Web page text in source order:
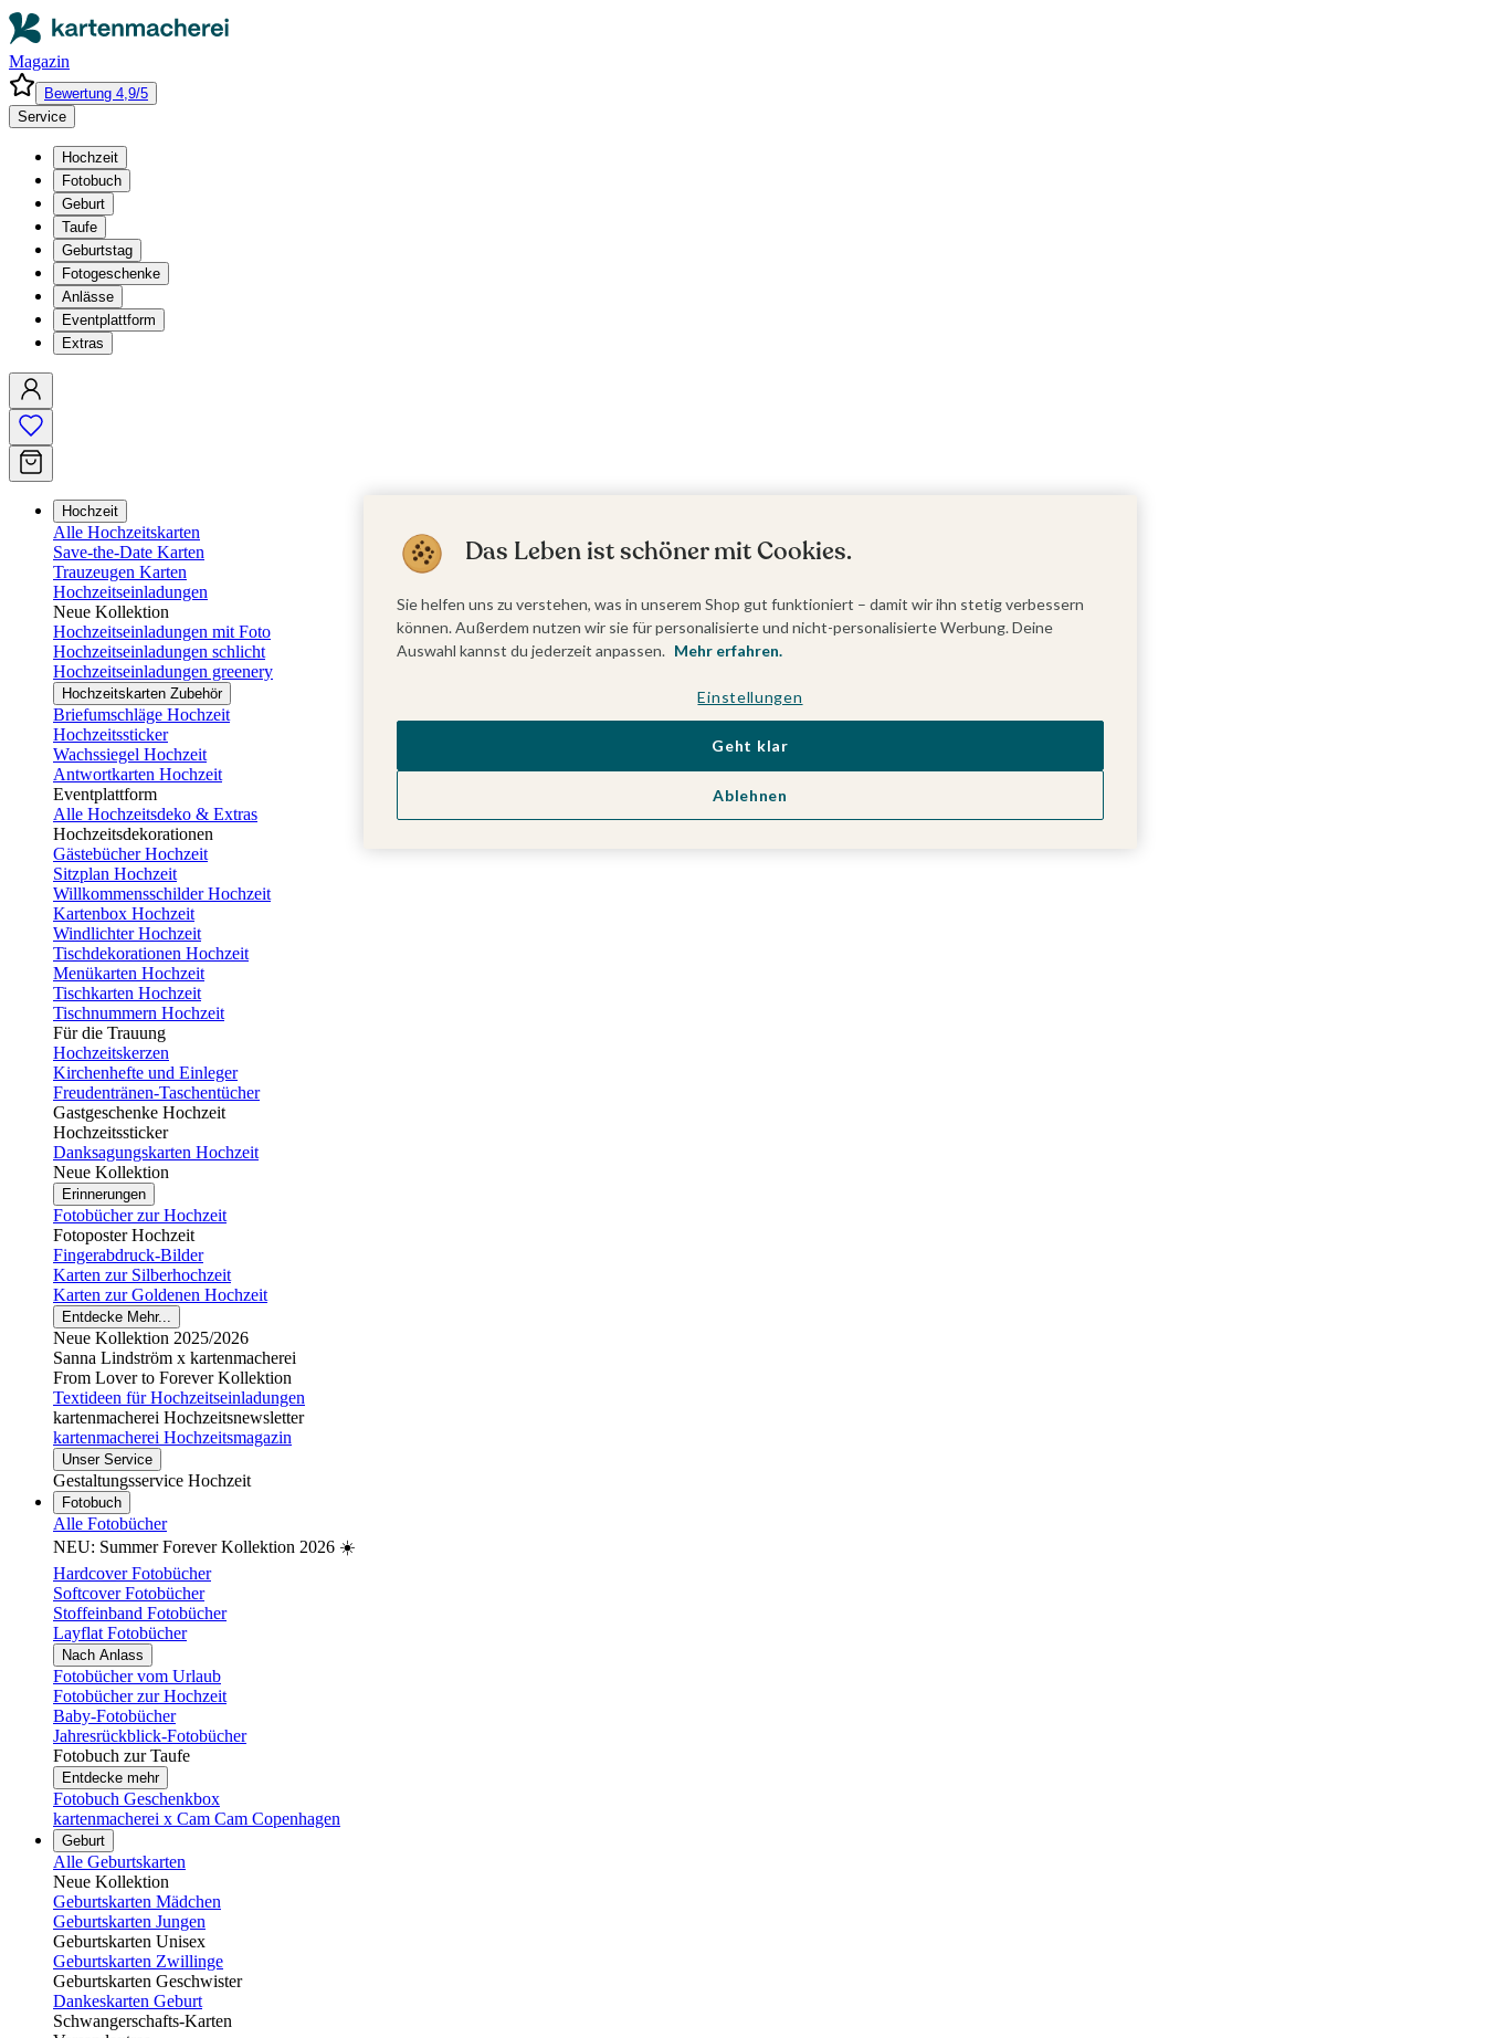
Magazin
Bewertung 4,9/5
Service
Hochzeit
Fotobuch
Geburt
Taufe
Geburtstag
Fotogeschenke
Anlässe
Eventplattform
Extras
Hochzeit
Alle Hochzeitskarten
Save-the-Date Karten
Trauzeugen Karten
Hochzeitseinladungen
Neue Kollektion
Hochzeitseinladungen mit Foto
Hochzeitseinladungen schlicht
Hochzeitseinladungen greenery
Hochzeitskarten Zubehör
Briefumschläge Hochzeit
Hochzeitssticker
Wachssiegel Hochzeit
Antwortkarten Hochzeit
Eventplattform
Alle Hochzeitsdeko & Extras
Hochzeitsdekorationen
Gästebücher Hochzeit
Sitzplan Hochzeit
Willkommensschilder Hochzeit
Kartenbox Hochzeit
Windlichter Hochzeit
Tischdekorationen Hochzeit
Menükarten Hochzeit
Tischkarten Hochzeit
Tischnummern Hochzeit
Für die Trauung
Hochzeitskerzen
Kirchenhefte und Einleger
Freudentränen-Taschentücher
Gastgeschenke Hochzeit
Hochzeitssticker
Danksagungskarten Hochzeit
Neue Kollektion
Erinnerungen
Fotobücher zur Hochzeit
Fotoposter Hochzeit
Fingerabdruck-Bilder
Karten zur Silberhochzeit
Karten zur Goldenen Hochzeit
Entdecke Mehr...
Neue Kollektion 2025/2026
Sanna Lindström x kartenmacherei
From Lover to Forever Kollektion
Textideen für Hochzeitseinladungen
kartenmacherei Hochzeitsnewsletter
kartenmacherei Hochzeitsmagazin
Unser Service
Gestaltungsservice Hochzeit
Fotobuch
Alle Fotobücher
NEU: Summer Forever Kollektion 2026 ☀️
Hardcover Fotobücher
Softcover Fotobücher
Stoffeinband Fotobücher
Layflat Fotobücher
Nach Anlass
Fotobücher vom Urlaub
Fotobücher zur Hochzeit
Baby-Fotobücher
Jahresrückblick-Fotobücher
Fotobuch zur Taufe
Entdecke mehr
Fotobuch Geschenkbox
kartenmacherei x Cam Cam Copenhagen
Geburt
Alle Geburtskarten
Neue Kollektion
Geburtskarten Mädchen
Geburtskarten Jungen
Geburtskarten Unisex
Geburtskarten Zwillinge
Geburtskarten Geschwister
Dankeskarten Geburt
Schwangerschafts-Karten
Das Leben ist schöner mit Cookies.
Sie helfen uns zu verstehen, was in unserem Shop gut funktioniert – damit wir ihn stetig verbessern
können. Außerdem nutzen wir sie für personalisierte und nicht-personalisierte Werbung. Deine
Auswahl kannst du jederzeit anpassen. Mehr erfahren.
Einstellungen
Ablehnen
Geht klar